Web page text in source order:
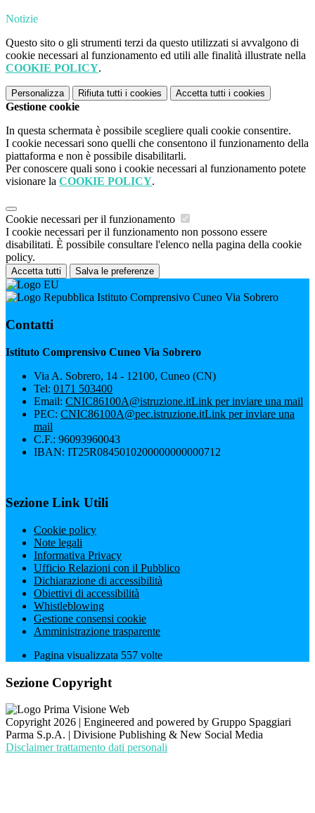
Notizie
Questo sito o gli strumenti terzi da questo utilizzati si avvalgono di
cookie necessari al funzionamento ed utili alle finalità illustrate nella
COOKIE POLICY.
Personalizza Rifiuta tutti i cookies Accetta tutti i cookies
Gestione cookie
In questa schermata è possibile scegliere quali cookie consentire.
I cookie necessari sono quelli che consentono il funzionamento della
piattaforma e non è possibile disabilitarli.
Per conoscere quali sono i cookie necessari al funzionamento potete
visionare la COOKIE POLICY.
Cookie necessari per il funzionamento
I cookie necessari per il funzionamento non possono essere
disabilitati. È possibile consultare l'elenco nella pagina della cookie
policy.
Accetta tutti Salva le preferenze
Istituto Comprensivo Cuneo Via Sobrero
Contatti
Istituto Comprensivo Cuneo Via Sobrero
Via A. Sobrero, 14 - 12100, Cuneo (CN)
Tel: 0171 503400
Email: CNIC86100A@istruzione.itLink per inviare una mail
PEC: CNIC86100A@pec.istruzione.itLink per inviare una
mail
C.F.: 96093960043
IBAN: IT25R0845010200000000000712
Sezione Link Utili
Cookie policy
Note legali
Informativa Privacy
Ufficio Relazioni con il Pubblico
Dichiarazione di accessibilità
Obiettivi di accessibilità
Whistleblowing
Gestione consensi cookie
Amministrazione trasparente
Pagina visualizzata 557 volte
Sezione Copyright
Copyright 2026 | Engineered and powered by Gruppo Spaggiari
Parma S.p.A. | Divisione Publishing & New Social Media
Disclaimer trattamento dati personali